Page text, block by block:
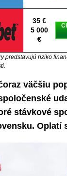
35 €
5 000
€
predstavujú riziko
väčšiu
stávkové
Oplatí